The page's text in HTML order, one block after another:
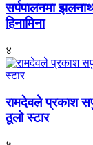
सर्पपालनमा
हिनामिना
४
रामदेवले प्रकाश
ठूलो स्टार